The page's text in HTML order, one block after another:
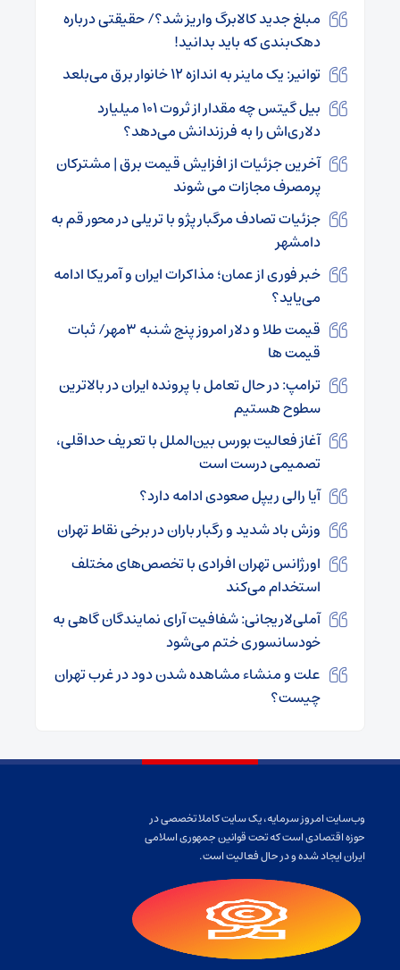
مبلغ جدید کالابرگ واریز شد؟/ حقیقتی درباره
دهک‌بندی که باید بدانید!
توانیر: یک ماینر به اندازه ۱۲ خانوار برق می‌بلعد
بیل گیتس چه مقدار از ثروت ۱۰۱ میلیارد
دلاری‌اش را به فرزندانش می‌دهد؟
آخرین جزئیات از افزایش قیمت برق | مشترکان
پرمصرف مجازات می شوند
جزئیات تصادف مرگبار پژو با تریلی در محور قم به
دامشهر
خبر فوری از عمان؛ مذاکرات ایران و آمریکا ادامه
می‌یاید؟
قیمت طلا و دلار امروز پنج شنبه ۳مهر/ ثبات
قیمت ها
ترامپ: در حال تعامل با پرونده ایران در بالاترین
سطوح هستیم
آغاز فعالیت بورس بین‌الملل با تعریف حداقلی،
تصمیمی درست است
آیا رالی ریپل صعودی ادامه دارد؟
وزش باد شدید و رگبار باران در برخی نقاط تهران
اورژانس تهران افرادی با تخصص‌های مختلف
استخدام می‌کند
آملی‌لاریجانی: شفافیت آرای نمایندگان گاهی به
خودسانسوری ختم می‌شود
علت و منشاء مشاهده شدن دود در غرب تهران
چیست؟
وب‌سایت امروز سرمایه، یک سایت کاملا تخصصی در
حوزه اقتصادی است که تحت قوانین جمهوری اسلامی
ایران ایجاد شده و در حال فعالیت است.